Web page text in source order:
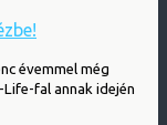
évemmel még
fal annak idején